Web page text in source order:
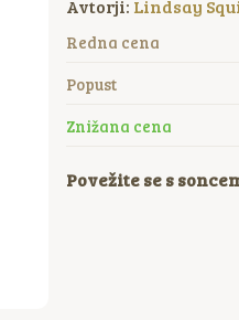
Avtorji: Lindsay
Redna cena
Popust
Znižana cena
Povežite se s